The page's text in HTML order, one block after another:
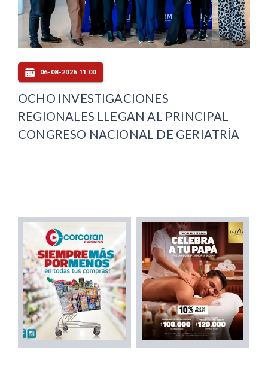
06-08-2026 11:00
OCHO INVESTIGACIONES
REGIONALES LLEGAN AL PRINCIPAL
CONGRESO NACIONAL DE GERIATRÍA